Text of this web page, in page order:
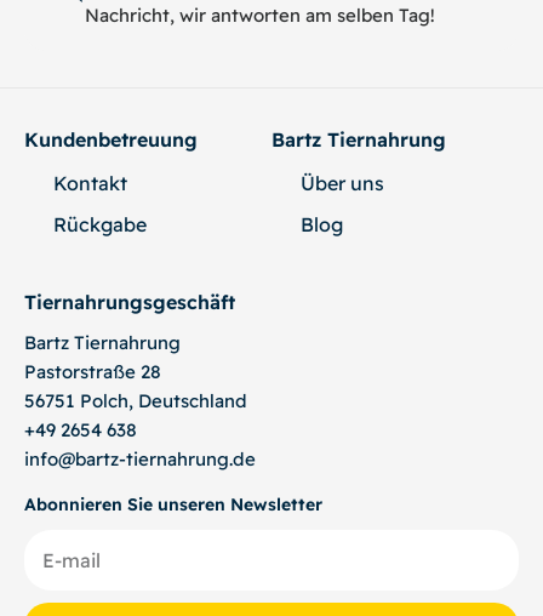
Nachricht, wir antworten am selben Tag!
Kundenbetreuung
Kontakt
Rückgabe
Bartz Tiernahrung
Über uns
Blog
Tiernahrungsgeschäft
Bartz Tiernahrung
Pastorstraße 28
56751 Polch, Deutschland
+49 2654 638
info@bartz-tiernahrung.de
Abonnieren Sie unseren Newsletter